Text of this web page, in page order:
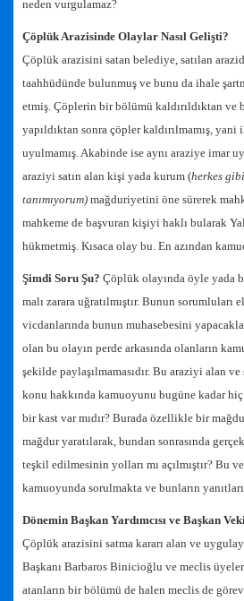
neden vurgulamaz?
Çöplük Arazisinde Olaylar Nasıl Gelişti?
Çöplük arazisini satan belediye, satılan
taahhüdünde bulunmuş ve bunu da ihale
etmiş. Çöplerin bir bölümü kaldırıldıktan ve
yapıldıktan sonra çöpler kaldırılmamış, yani
uyulmamış. Akabinde ise aynı araziye imar
araziyi satın alan kişi yada kurum (herkes
tanımıyorum) mağduriyetini öne sürerek
mahkeme de başvuran kişiyi haklı bularak
hükmetmiş. Kısaca olay bu. En azından
Şimdi Soru Şu? Çöplük olayında öyle yada
malı zarara uğratılmıştır. Bunun sorumluları
vicdanlarında bunun muhasebesini
olan bu olayın perde arkasında olanların
şekilde paylaşılmamasıdır. Bu araziyi alan ve
konu hakkında kamuoyunu bugüne kadar
bir kast var mıdır? Burada özellikle bir
mağdur yaratılarak, bundan sonrasında
teşkil edilmesinin yolları mı açılmıştır? Bu
kamuoyunda sorulmakta ve bunların
Dönemin Başkan Yardımcısı ve Başkan
Çöplük arazisini satma kararı alan ve
Başkanı Barbaros Binicioğlu ve meclis
atanların bir bölümü de halen meclis de